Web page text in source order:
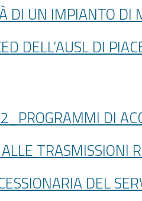
DI UN IMPIANTO DI
DELL’AUSL DI
DI
TRASMISSIONI
DEL